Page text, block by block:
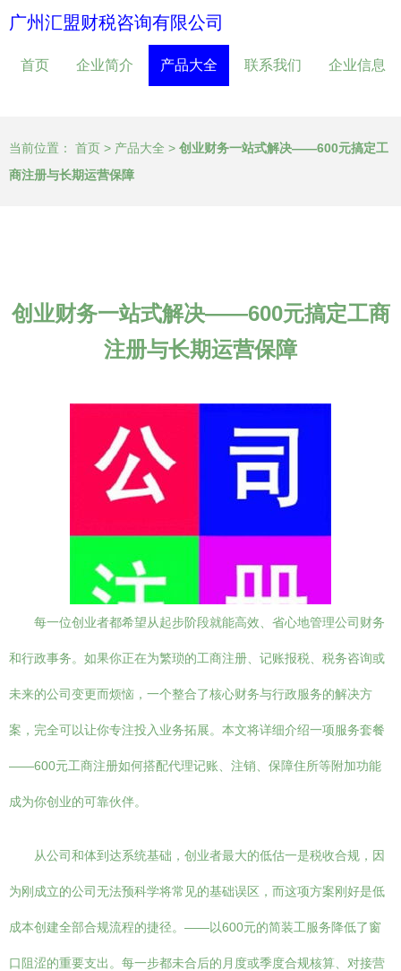
广州汇盟财税咨询有限公司
首页 企业简介 产品大全 联系我们 企业信息
当前位置： 首页 > 产品大全 > 创业财务一站式解决——600元搞定工
商注册与长期运营保障
创业财务一站式解决——600元搞定工商
注册与长期运营保障
每一位创业者都希望从起步阶段就能高效、省心地管理公司财务
和行政事务。如果你正在为繁琐的工商注册、记账报税、税务咨询或
未来的公司变更而烦恼，一个整合了核心财务与行政服务的解决方
案，完全可以让你专注投入业务拓展。本文将详细介绍一项服务套餐
——600元工商注册如何搭配代理记账、注销、保障住所等附加功能
成为你创业的可靠伙伴。
从公司和体到达系统基础，创业者最大的低估一是税收合规，因
为刚成立的公司无法预科学将常见的基础误区，而这项方案刚好是低
成本创建全部合规流程的捷径。——以600元的简装工服务降低了窗
口阻涩的重要支出。每一步都未合后的月度或季度合规核算、对接营